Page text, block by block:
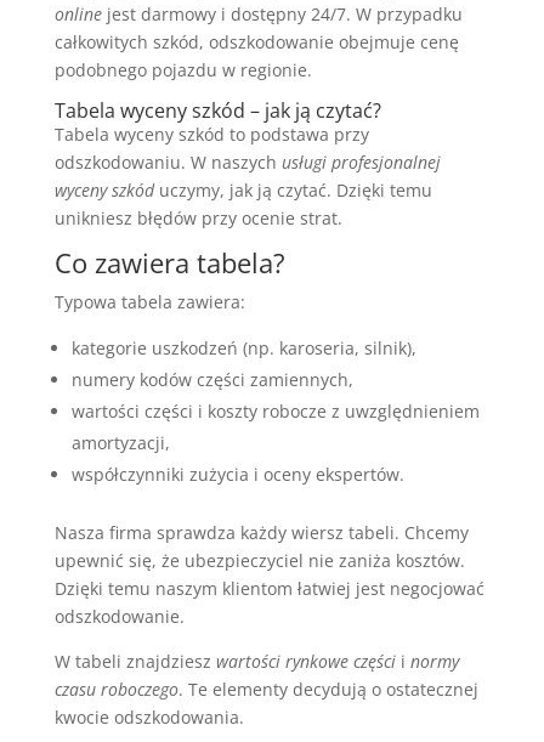
onlinejest darmowy i dostępny 24/7. W przypadku
całkowitych szkód, odszkodowanie obejmuje cenę
podobnego pojazdu w regionie.
Tabela wyceny szkód – jak ją czytać?
Tabela wyceny szkód to podstawa przy
odszkodowaniu. W naszych usługi profesjonalnej
wyceny szkóduczymy, jak ją czytać. Dzięki temu
unikniesz błędów przy ocenie strat.
Co zawiera tabela?
Typowa tabela zawiera:
kategorie uszkodzeń (np. karoseria, silnik),
numery kodów części zamiennych,
wartości części i koszty robocze z uwzględnieniem
amortyzacji,
współczynniki zużycia i oceny ekspertów.
Nasza firma sprawdza każdy wiersz tabeli. Chcemy
upewnić się, że ubezpieczyciel nie zaniża kosztów.
Dzięki temu naszym klientom łatwiej jest negocjować
odszkodowanie.
W tabeli znajdziesz wartości rynkowe częścii normy
czasu roboczego. Te elementy decydują o ostatecznej
kwocie odszkodowania.